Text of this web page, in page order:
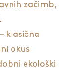
začimb,
klasična
okus
ekološki